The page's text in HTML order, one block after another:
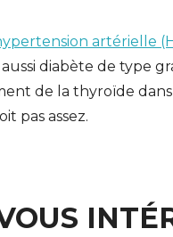
artérielle
diabète de type
de la thyroïde
pas assez.